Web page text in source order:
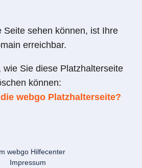
Seite sehen können, ist Ihre
erreichbar.
wie Sie diese Platzhalterseite
können:
webgo Platzhalterseite?
webgo Hilfecenter
Impressum